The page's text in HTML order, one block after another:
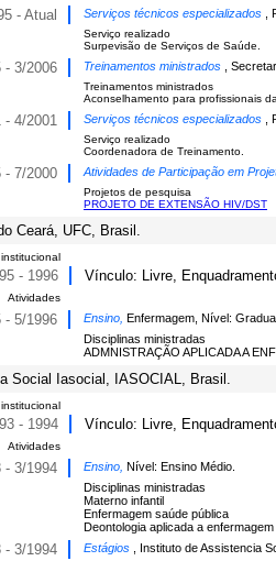
- Atual Serviços técnicos especializados
Serviço realizado
Surpevisão de Serviços de Saúde.
- 3/2006 Treinamentos ministrados ,
Treinamentos ministrados
Aconselhamento para profissionais
- 4/2001 Serviços técnicos especializados
Serviço realizado
Coordenadora de Treinamento.
- 7/2000 Atividades de Participação em
Projetos de pesquisa
PROJETO DE EXTENSÃO HIV/DST
Ceará, UFC, Brasil.
- 1996 Vínculo: Livre,
Atividades
- 5/1996 Ensino, Enfermagem, Nível:
Disciplinas ministradas
ADMNISTRAÇÃO APLICADA A
Social Iasocial, IASOCIAL, Brasil.
- 1994 Vínculo: Livre,
Atividades
- 3/1994 Ensino, Nível: Ensino Médio.
Disciplinas ministradas
Materno infantil
Enfermagem saúde pública
Deontologia aplicada a enfermagem
- 3/1994 Estágios , Instituto de Assistencia